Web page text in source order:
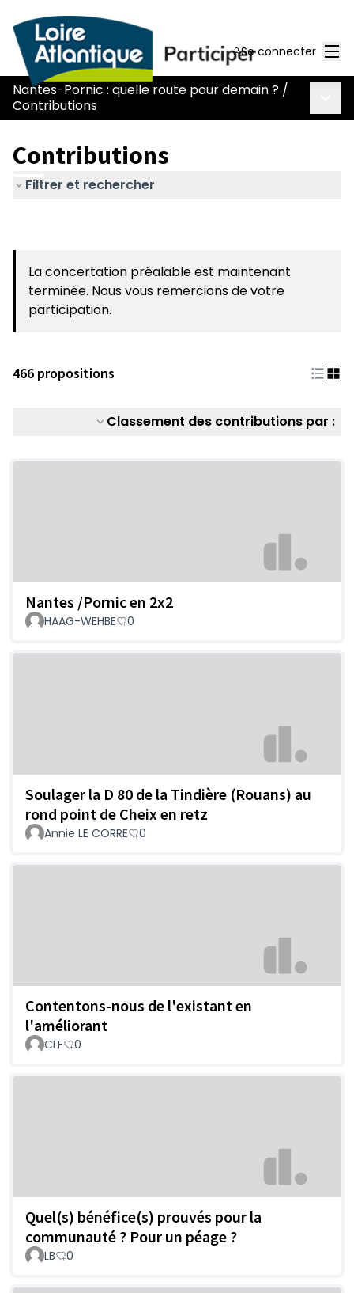
Se connecter
Nantes-Pornic : quelle route pour demain ? /
Contributions
Contributions
Filtrer et rechercher
La concertation préalable est maintenant
terminée. Nous vous remercions de votre
participation.
466 propositions
Classement des contributions par :
Nantes /Pornic en 2x2
HAAG-WEHBE 0
Soulager la D 80 de la Tindière (Rouans) au
rond point de Cheix en retz
Annie LE CORRE 0
Contentons-nous de l'existant en
l'améliorant
CLF 0
Quel(s) bénéfice(s) prouvés pour la
communauté ? Pour un péage ?
LB 0